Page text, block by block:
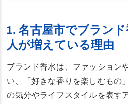
1. 名古屋市でブラン
人が増えている理由
ブランド香水は、ファッション
い、「好きな香りを楽しむもの
の気分やライフスタイルを表す